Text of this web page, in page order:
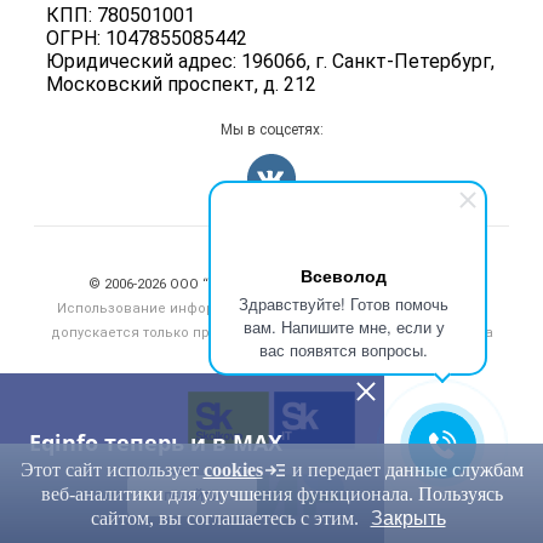
Всеволод
Здравствуйте! Готов помочь
вам. Напишите мне, если у
вас появятся вопросы.
Eqinfo теперь и в MAX
ПЕРЕЙТИ
КПП: 780501001
ОГРН: 1047855085442
Юридический адрес: 196066, г. Санкт-Петербург,
Московский проспект, д. 212
Информация о компаниях
Добавить объявление
Карта объявлений
Мы в соцсетях:
© 2006‑2026 ООО “Инлайн”. 12+ Все права защищены.
Использование информации, размещенной на данном сайте,
допускается только при размещении активной гиперссылки на
eqinfo.ru
Этот сайт использует cookies
и передает данные службам
веб-аналитики для улучшения функционала. Пользуясь
сайтом, вы соглашаетесь с этим.
Закрыть